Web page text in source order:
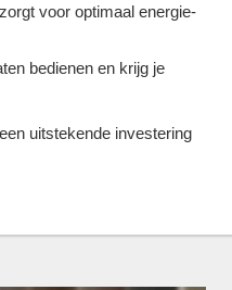
voor optimaal energie-
bedienen en krijg je
uitstekende investering